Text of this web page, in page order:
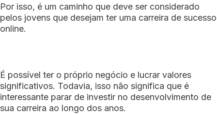
Por isso, é um caminho que deve ser considerado
pelos jovens que desejam ter uma carreira de sucesso
online.
É possível ter o próprio negócio e lucrar valores
significativos. Todavia, isso não significa que é
interessante parar de investir no desenvolvimento de
sua carreira ao longo dos anos.